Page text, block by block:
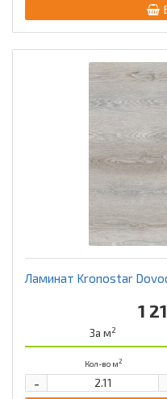
Ламинат Kronostar
1
За м2
Кол-во м2
-